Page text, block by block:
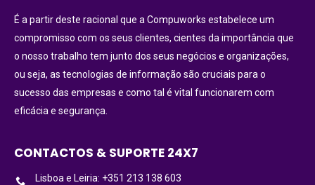
É a partir deste racional que a Compuworks estabelece um
compromisso com os seus clientes, cientes da importância que
o nosso trabalho tem junto dos seus negócios e organizações,
ou seja, as tecnologias de informação são cruciais para o
sucesso das empresas e como tal é vital funcionarem com
eficácia e segurança.
CONTACTOS & SUPORTE 24X7
Lisboa e Leiria: +351 213 138 603